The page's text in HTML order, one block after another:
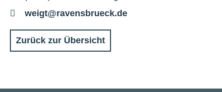
E-
weigt@ravensbrueck.de
Zurück zur Übersicht